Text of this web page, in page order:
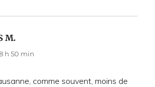
M.
h 50 min
comme souvent, moins de